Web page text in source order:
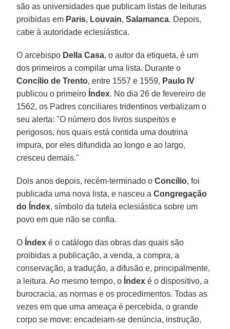
são as universidades que publicam listas de leituras
proibidas em Paris, Louvain,Salamanca. Depois,
cabe à autoridade eclesiástica.
O arcebispo Della Casa, o autor da etiqueta, é um
dos primeiros a compilar uma lista. Durante o
Concílio de Trento, entre 1557 e 1559, Paulo IV
publicou o primeiro Índex. No dia 26 de fevereiro de
1562, os Padres conciliares tridentinos verbalizam o
seu alerta: "O número dos livros suspeitos e
perigosos, nos quais está contida uma doutrina
impura, por eles difundida ao longo e ao largo,
cresceu demais."
Dois anos depois, recém-terminado oConcílio, foi
publicada uma nova lista, e nasceu aCongregação
do Índex, símbolo da tutela eclesiástica sobre um
povo em que não se confia.
O Índex é o catálogo das obras das quais são
proibidas a publicação, a venda, a compra, a
conservação, a tradução, a difusão e, principalmente,
a leitura. Ao mesmo tempo, o Índex é o dispositivo, a
burocracia, as normas e os procedimentos. Todas as
vezes em que uma ameaça é percebida, o grande
corpo se move: encadeiam-se denúncia, instrução,